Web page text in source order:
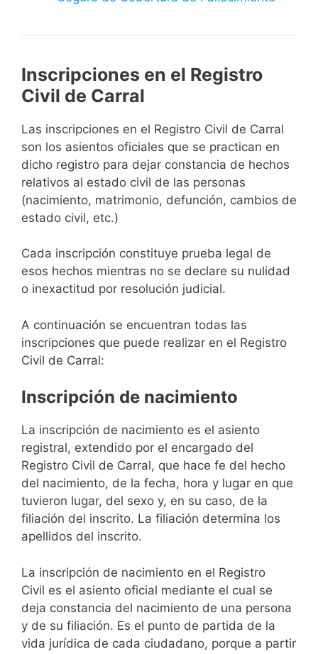
Inscripciones en el Registro
Civil de Carral
Las inscripciones en el Registro Civil de Carral
son los asientos oficiales que se practican en
dicho registro para dejar constancia de hechos
relativos al estado civil de las personas
(nacimiento, matrimonio, defunción, cambios de
estado civil, etc.)
Cada inscripción constituye prueba legal de
esos hechos mientras no se declare su nulidad
o inexactitud por resolución judicial.
A continuación se encuentran todas las
inscripciones que puede realizar en el Registro
Civil de Carral:
Inscripción de nacimiento
La inscripción de nacimiento es el asiento
registral, extendido por el encargado del
Registro Civil de Carral, que hace fe del hecho
del nacimiento, de la fecha, hora y lugar en que
tuvieron lugar, del sexo y, en su caso, de la
filiación del inscrito. La filiación determina los
apellidos del inscrito.
La inscripción de nacimiento en el Registro
Civil es el asiento oficial mediante el cual se
deja constancia del nacimiento de una persona
y de su filiación. Es el punto de partida de la
vida jurídica de cada ciudadano, porque a partir